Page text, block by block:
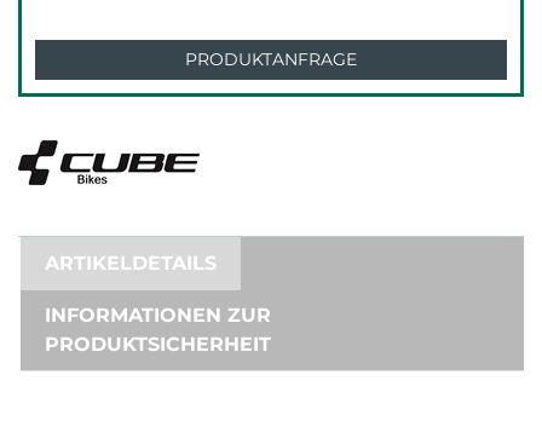
PRODUKTANFRAGE
ARTIKELDETAILS
INFORMATIONEN ZUR
PRODUKTSICHERHEIT